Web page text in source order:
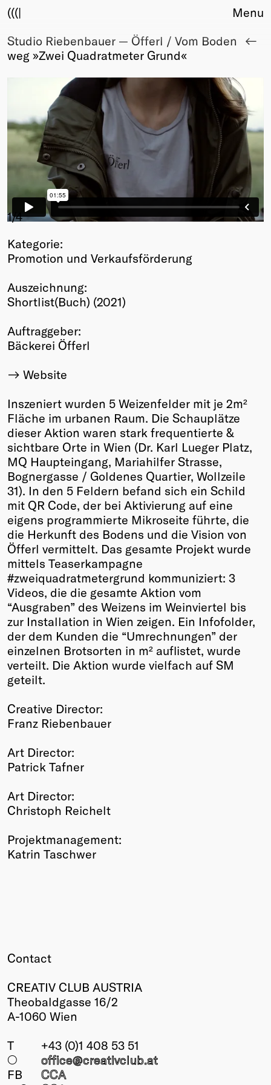
(((|
About
Club
Fair Work
TBD
Events
Upcoming
Membership
Info
Young Creatives
Friends of Creativity
Winners
2026
Annual
Menu
Studio Riebenbauer — Öfferl / Vom Boden
weg »Zwei Quadratmeter Grund«
1/4
Kategorie:
Promotion und Verkaufsförderung
Auszeichnung:
Shortlist(Buch) (2021)
Auftraggeber:
Bäckerei Öfferl
Website
Inszeniert wurden 5 Weizenfelder mit je 2m²
Fläche im urbanen Raum. Die Schauplätze
dieser Aktion waren stark frequentierte &
sichtbare Orte in Wien (Dr. Karl Lueger Platz,
MQ Haupteingang, Mariahilfer Strasse,
Bognergasse / Goldenes Quartier, Wollzeile
31). In den 5 Feldern befand sich ein Schild
mit QR Code, der bei Aktivierung auf eine
eigens programmierte Mikroseite führte, die
die Herkunft des Bodens und die Vision von
Öfferl vermittelt. Das gesamte Projekt wurde
mittels Teaserkampagne
#zweiquadratmetergrund kommuniziert: 3
Videos, die die gesamte Aktion vom
“Ausgraben” des Weizens im Weinviertel bis
zur Installation in Wien zeigen. Ein Infofolder,
der dem Kunden die “Umrechnungen” der
einzelnen Brotsorten in m² auflistet, wurde
verteilt. Die Aktion wurde vielfach auf SM
geteilt.
Creative Director:
Franz Riebenbauer
Art Director:
Patrick Tafner
Art Director:
Christoph Reichelt
Projektmanagement:
Katrin Taschwer
Contact
CREATIV CLUB AUSTRIA
Theobaldgasse 16/2
A-1060 Wien
T
+43 (0)1 408 53 51
○
office@creativclub.at
FB
CCA